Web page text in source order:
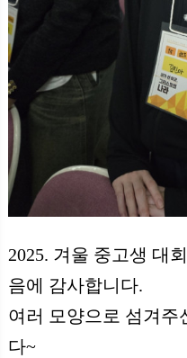
2025. 겨울 중고생 대
음에 감사합니다.
여러 모양으로 섬겨주
다~